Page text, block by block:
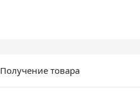
Получение товара